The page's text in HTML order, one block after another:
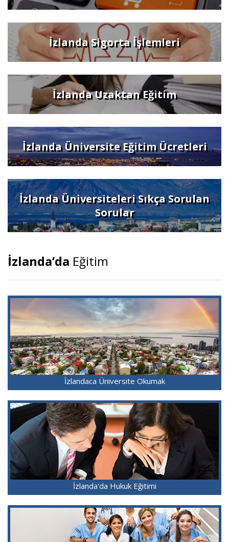
İzlanda Sigorta İşlemleri
İzlanda Uzaktan Eğitim
İzlanda Üniversite Eğitim Ücretleri
İzlanda Üniversiteleri Sıkça Sorulan
Sorular
İzlanda’da Eğitim
İzlandaca Üniversite Okumak
İzlanda'da Hukuk Eğitimi